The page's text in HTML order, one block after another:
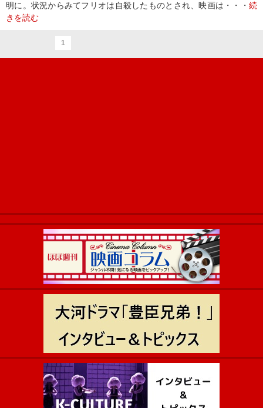
明に。状況からみてフリオは自殺したものとされ、映画は・・・ 続
きを読む
1